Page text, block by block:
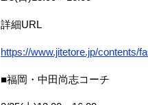
詳細URL
https://www.jitetore.jp/contents/
■福岡・中田尚志コーチ